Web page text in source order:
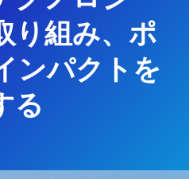
り組み、ポ
ンパクトを
る